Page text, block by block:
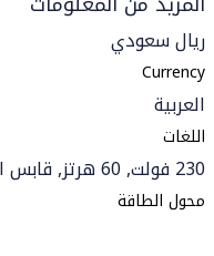
ريال سعودي
Currency
العربية
اللغات
230 فولت, 60 هرتز, قابس الكهرباء فئة G
محول الطاقة